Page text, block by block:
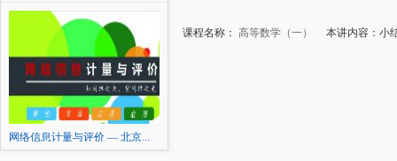
网络信息计量与评价 — 北京...
课程名称： 高等数学（一） 本讲内容：小